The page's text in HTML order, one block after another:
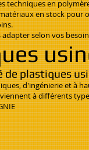
techniques en
en stock pour
selon vos
de plastiques
d'ingénierie et à
à différents